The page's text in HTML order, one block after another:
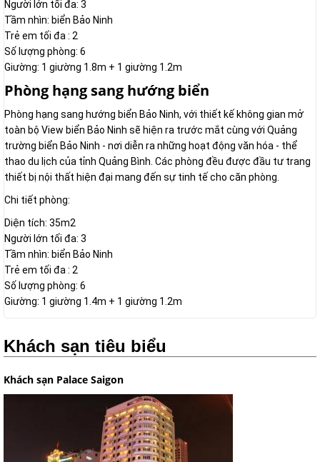
Người lớn tối đa: 3
Tầm nhìn: biển Bảo Ninh
Trẻ em tối đa : 2
Số lượng phòng: 6
Giường: 1 giường 1.8m + 1 giường 1.2m
Phòng hạng sang hướng biển
Phòng hạng sang hướng biển Bảo Ninh, với thiết kế không gian mở
toàn bộ View biển Bảo Ninh sẽ hiện ra trước mắt cùng với Quảng
trường biển Bảo Ninh - nơi diễn ra những hoạt động văn hóa - thể
thao du lịch của tỉnh Quảng Bình. Các phòng đều được đầu tư trang
thiết bị nội thất hiện đại mang đến sự tinh tế cho căn phòng.
Chi tiết phòng:
Diện tích: 35m2
Người lớn tối đa: 3
Tầm nhìn: biển Bảo Ninh
Trẻ em tối đa : 2
Số lượng phòng: 6
Giường: 1 giường 1.4m + 1 giường 1.2m
Khách sạn tiêu biểu
Khách sạn Palace Saigon